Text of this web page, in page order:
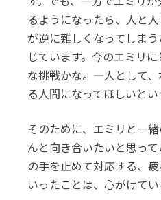
るようになったら、人と
が逆に難しくなってしま
じています。今のエミリ
な挑戦かな。―人として
る人間になってほしいとい
そのために、エミリと一
んと向き合いたいと思っ
の手を止めて対応する、
いったことは、心がけてい